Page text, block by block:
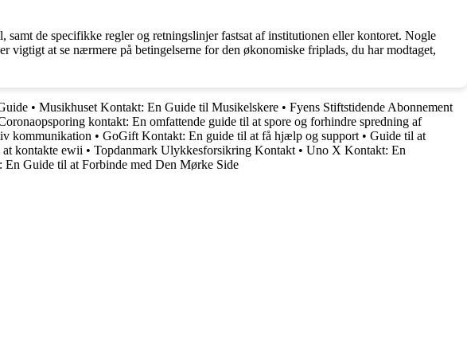
de specifikke regler og retningslinjer fastsat af institutionen eller kontoret. Nogle
vigtigt at se nærmere på betingelserne for den økonomiske friplads, du har modtaget,
• Musikhuset Kontakt: En Guide til Musikelskere • Fyens Stiftstidende Abonnement
kontakt: En omfattende guide til at spore og forhindre spredning af
kommunikation • GoGift Kontakt: En guide til at få hjælp og support • Guide til at
kontakte ewii • Topdanmark Ulykkesforsikring Kontakt • Uno X Kontakt: En
Guide til at Forbinde med Den Mørke Side